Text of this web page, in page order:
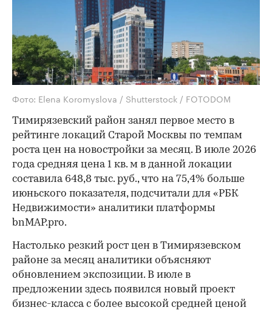
Фото: Elena Koromyslova / Shutterstock / FOTODOM
Тимирязевский район занял первое место в
рейтинге локаций Старой Москвы по темпам
роста цен на новостройки за месяц. В июле 2026
года средняя цена 1 кв. м в данной локации
составила 648,8 тыс. руб., что на 75,4% больше
июньского показателя, подсчитали для «РБК
Недвижимости» аналитики платформы
bnMAP.pro.
Настолько резкий рост цен в Тимирязевском
районе за месяц аналитики объясняют
обновлением экспозиции. В июле в
предложении здесь появился новый проект
бизнес-класса с более высокой средней ценой